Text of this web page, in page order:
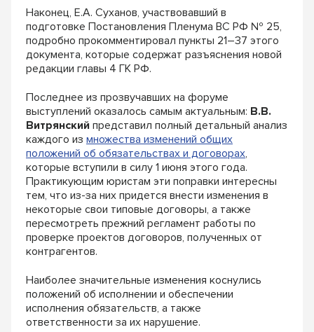
Наконец, Е.А. Суханов, участвовавший в
подготовке Постановления Пленума ВС РФ № 25,
подробно прокомментировал пункты 21–37 этого
документа, которые содержат разъяснения новой
редакции главы 4 ГК РФ.
Последнее из прозвучавших на форуме
выступлений оказалось самым актуальным: В.В.
Витрянский представил полный детальный анализ
каждого из множества изменений общих
положений об обязательствах и договорах,
которые вступили в силу 1 июня этого года.
Практикующим юристам эти поправки интересны
тем, что из-за них придется внести изменения в
некоторые свои типовые договоры, а также
пересмотреть прежний регламент работы по
проверке проектов договоров, полученных от
контрагентов.
Наиболее значительные изменения коснулись
положений об исполнении и обеспечении
исполнения обязательств, а также
ответственности за их нарушение.